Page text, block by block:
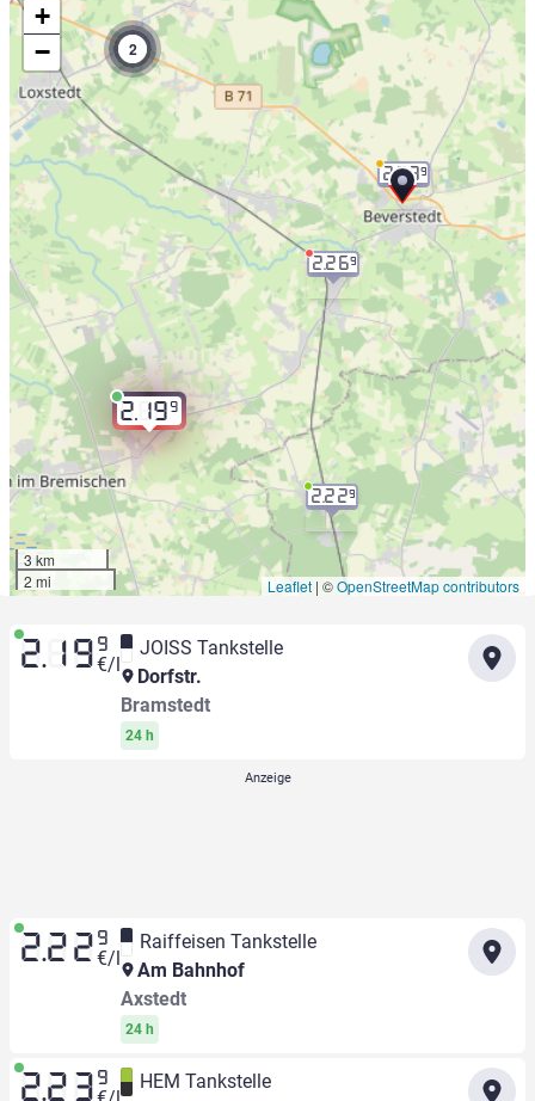
2.199
2
2.229
2.269
2.239
+
−
3 km
2 mi
Leaflet | ©OpenStreetMap contributors
2.19 9
€/l
JOISS Tankstelle
Dorfstr.
Bramstedt
24 h
2.22 9
€/l
Raiffeisen Tankstelle
Am Bahnhof
Axstedt
24 h
2.23 9
HEM Tankstelle